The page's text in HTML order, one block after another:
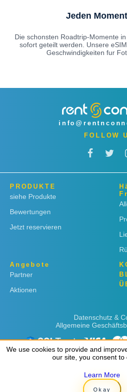
Jeden
Die schonsten Roadtrip-Momente
sofort geteilt werden. Unsere
Geschwindigkeiten fur
FOLLOW
PRODUKTE
siehe Produkte
Bewertungen
Jetzt reservieren
Angebote
Partner
Aktionen
Datenschutz &
Allgemeine
Copyright © 2019
We use cookies to provide and
our site, you consent to
Learn More
Okay
We use cookies to provide and
our site, you consent to
Learn More
Okay